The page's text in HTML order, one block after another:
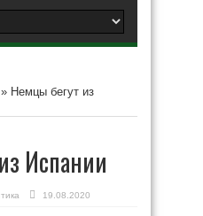
» Немцы бегут из
Испании
19.08.2020